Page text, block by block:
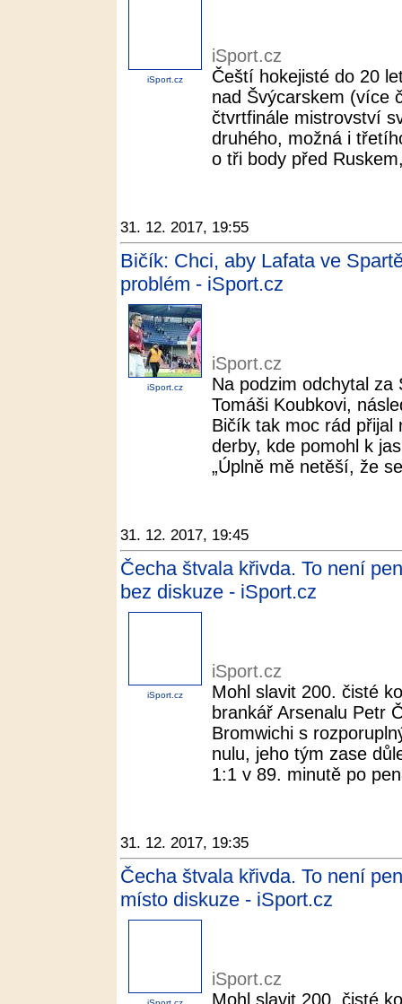
iSport.cz
iSport.cz
Čeští hokejisté do 20
nad Švýcarskem (více
čtvrtfinále mistrovství
druhého, možná i
o tři body před
31. 12. 2017, 19:55
Bičík: Chci, aby Lafata ve
problém - iSport.cz
iSport.cz
iSport.cz
Na podzim odchytal za
Tomáši Koubkovi,
Bičík tak moc rád přijal
derby, kde pomohl k
„Úplně mě netěší, že
31. 12. 2017, 19:45
Čecha štvala křivda. To není
bez diskuze - iSport.cz
iSport.cz
iSport.cz
Mohl slavit 200. čisté
brankář Arsenalu Petr
Bromwichi s
nulu, jeho tým zase
1:1 v 89. minutě po
31. 12. 2017, 19:35
Čecha štvala křivda. To není
místo diskuze - iSport.cz
iSport.cz
Mohl slavit 200. čisté